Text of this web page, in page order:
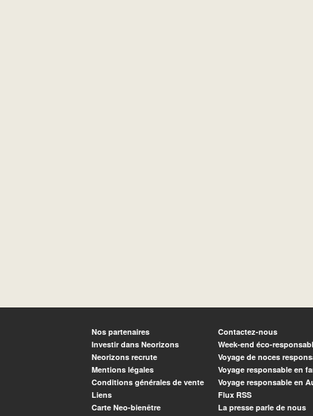
Nos partenaires
Investir dans Neorizons
Neorizons recrute
Mentions légales
Conditions générales de vente
Liens
Carte Neo-bienêtre
Contactez-nous
Week-end éco-
Voyage de noces
Voyage responsable en
Voyage responsable en
Flux RSS
La presse parle de nous